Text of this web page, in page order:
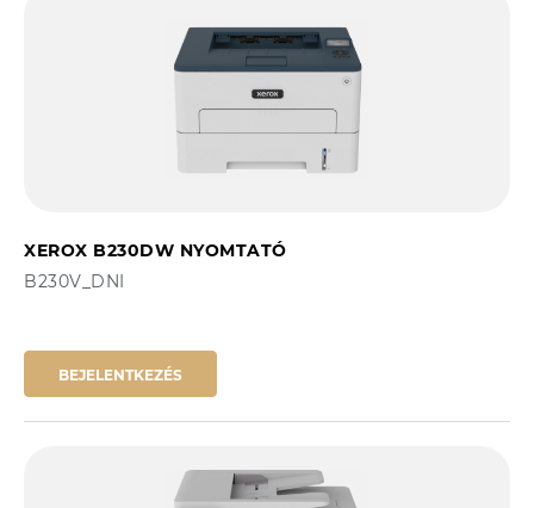
XEROX B230DW NYOMTATÓ
B230V_DNI
BEJELENTKEZÉS